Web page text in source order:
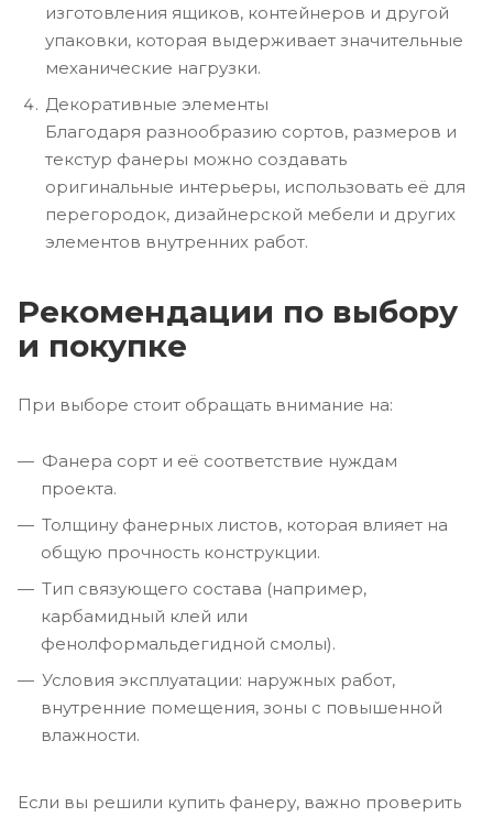
изготовления ящиков, контейнеров и другой
упаковки, которая выдерживает значительные
механические нагрузки.
Декоративные элементы
Благодаря разнообразию сортов, размеров и
текстур фанеры можно создавать
оригинальные интерьеры, использовать её для
перегородок, дизайнерской мебели и других
элементов внутренних работ.
Рекомендации по выбору
и покупке
При выборе стоит обращать внимание на:
Фанера сорт и её соответствие нуждам
проекта.
Толщину фанерных листов, которая влияет на
общую прочность конструкции.
Тип связующего состава (например,
карбамидный клей или
фенолформальдегидной смолы).
Условия эксплуатации: наружных работ,
внутренние помещения, зоны с повышенной
влажности.
Если вы решили купить фанеру, важно проверить